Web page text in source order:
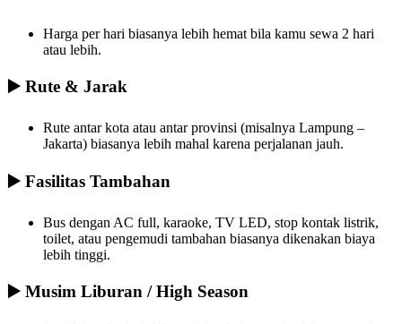
Harga per hari biasanya lebih hemat bila kamu sewa 2 hari
atau lebih.
▶️ Rute & Jarak
Rute antar kota atau antar provinsi (misalnya Lampung –
Jakarta) biasanya lebih mahal karena perjalanan jauh.
▶️ Fasilitas Tambahan
Bus dengan AC full, karaoke, TV LED, stop kontak listrik,
toilet, atau pengemudi tambahan biasanya dikenakan biaya
lebih tinggi.
▶️ Musim Liburan / High Season